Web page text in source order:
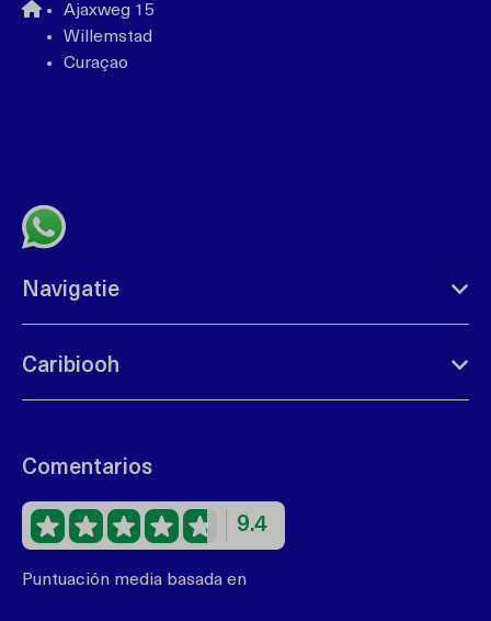
Ajaxweg 15
Willemstad
Curaçao
Navigatie
Caribiooh
Comentarios
9.4
Puntuación media basada en